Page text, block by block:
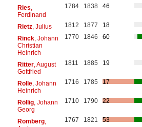
Ries
Ferdinand
1784 1838 46
Rietz, Julius 1812 1877
18
Rinck, Johann
Christian
Heinrich
1770 1846 60
Ritter, August
Gottfried
1811 1885 19
Rolle, Johann
Heinrich
1716 1785 17
Röllig, Johann
Georg
1710 1790 22
Romberg,
1767 1821 53